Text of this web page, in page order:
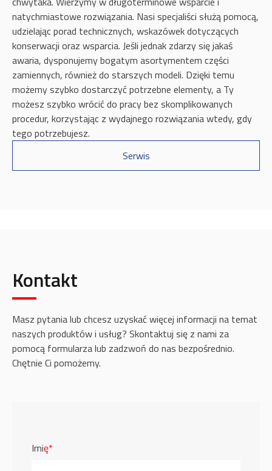
natychmiastowe rozwiązania. Nasi specjaliści służą pomocą,
udzielając porad technicznych, wskazówek dotyczących
konserwacji oraz wsparcia. Jeśli jednak zdarzy się jakaś
awaria, dysponujemy bogatym asortymentem części
zamiennych, również do starszych modeli. Dzięki temu
możemy szybko dostarczyć potrzebne elementy, a Ty
możesz szybko wrócić do pracy bez skomplikowanych
procedur, korzystając z wydajnego rozwiązania wtedy, gdy
tego potrzebujesz.
Serwis
Kontakt
Masz pytania lub chcesz uzyskać więcej informacji na temat
naszych produktów i usług? Skontaktuj się z nami za
pomocą formularza lub zadzwoń do nas bezpośrednio.
Chętnie Ci pomożemy.
Imię*